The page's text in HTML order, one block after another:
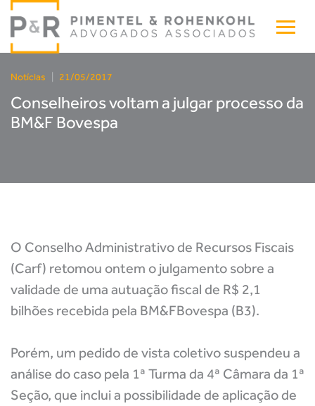
Notícias 21/05/2017
Conselheiros voltam a julgar processo da
BM&F Bovespa
O Conselho Administrativo de Recursos Fiscais
(Carf) retomou ontem o julgamento sobre a
validade de uma autuação fiscal de R$ 2,1
bilhões recebida pela BM&FBovespa (B3).
Porém, um pedido de vista coletivo suspendeu a
análise do caso pela 1ª Turma da 4ª Câmara da 1ª
Seção, que inclui a possibilidade de aplicação de